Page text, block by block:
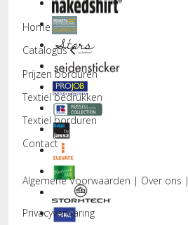
Home
Catalogus
Prijzen borduren
Textiel bedrukken
Textiel borduren
Contact
Algemene Voorwaarden | Over ons |
Privacyverklaring